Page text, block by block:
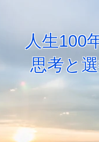
人生100
思考と